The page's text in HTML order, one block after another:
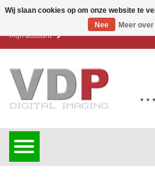
Mijn account
Wij slaan cookies op om onze website te
Nee
Meer